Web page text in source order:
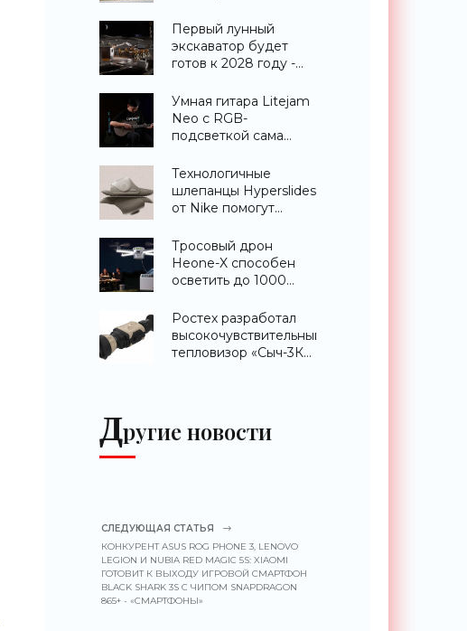
«Техника»
Первый лунный
экскаватор будет
готов к 2028 году -
Умная гитара Litejam
Neo с RGB-
подсветкой сама
«Гаджеты»
Технологичные
шлепанцы Hyperslides
от Nike помогут
ноги после
тренировки -
«Гаджеты»
Тросовый дрон
Heone-X способен
осветить до 1000
земли -
«Беспилотники»
Ростех разработал
высокочувствительный
тепловизор «Сыч-3К»
Другие новости
СЛЕДУЮЩАЯ СТАТЬЯ
КОНКУРЕНТ ASUS ROG PHONE 3, LENOVO
LEGION И NUBIA RED MAGIC 5S: XIAOMI
ГОТОВИТ К ВЫХОДУ ИГРОВОЙ СМАРТФОН
BLACK SHARK 3S C ЧИПОМ SNAPDRAGON
865+ - «СМАРТФОНЫ»